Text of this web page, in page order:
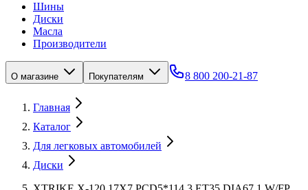
Шины
Диски
Масла
Производители
О магазине Покупателям 8 800 200-21-87
Главная
Каталог
Для легковых автомобилей
Диски